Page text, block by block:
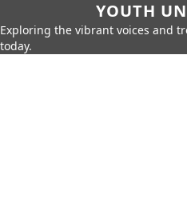
YOUTH
Exploring the vibrant voices and
today.